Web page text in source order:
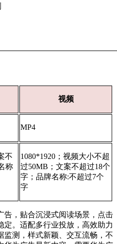
视频
MP4
不
称
1080*1920；视频大小不超
过50MB；文案不超过18个
字；品牌名称:不超过7个
字
告，贴合沉浸式阅读场景，点击
。适配多行业投放， 高效助力
监测，样式新颖、交互流畅，不